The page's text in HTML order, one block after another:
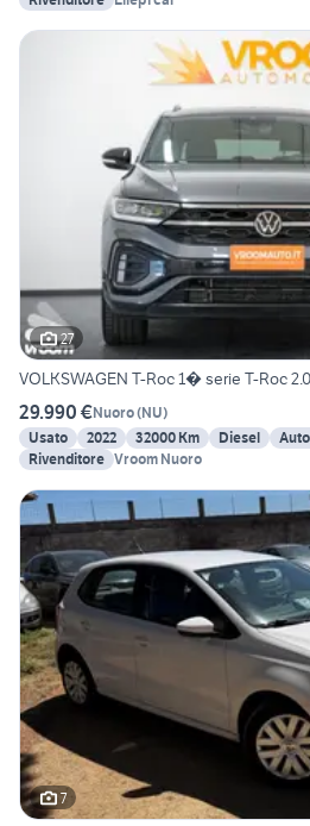
27
VOLKSWAGEN T-Roc 1� serie T-Roc
29.990 €Nuoro(NU)
Usato
2022 32000 Km Diesel
Rivenditore Vroom Nuoro
7